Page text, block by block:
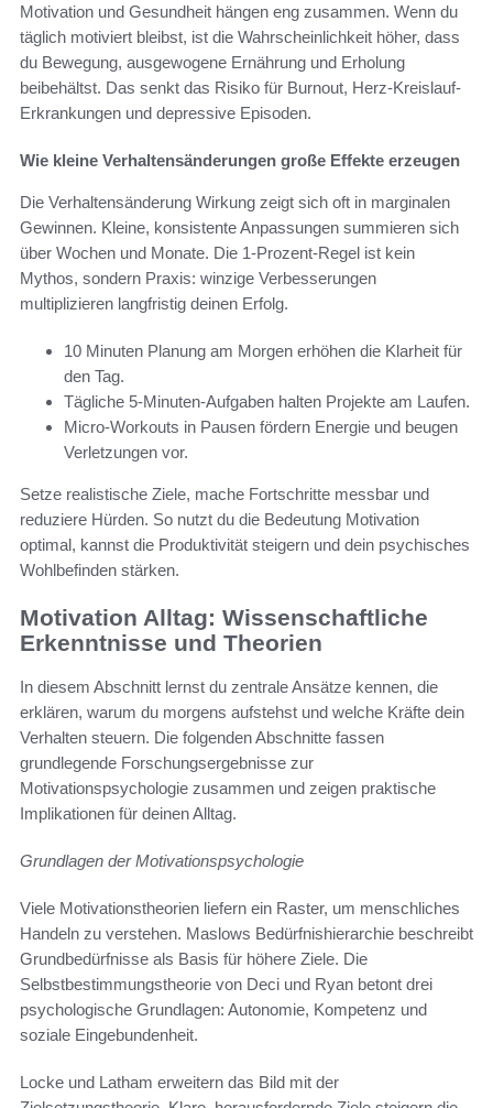
Motivation und Gesundheit hängen eng zusammen. Wenn du
täglich motiviert bleibst, ist die Wahrscheinlichkeit höher, dass
du Bewegung, ausgewogene Ernährung und Erholung
beibehältst. Das senkt das Risiko für Burnout, Herz-Kreislauf-
Erkrankungen und depressive Episoden.
Wie kleine Verhaltensänderungen große Effekte erzeugen
Die Verhaltensänderung Wirkung zeigt sich oft in marginalen
Gewinnen. Kleine, konsistente Anpassungen summieren sich
über Wochen und Monate. Die 1‑Prozent‑Regel ist kein
Mythos, sondern Praxis: winzige Verbesserungen
multiplizieren langfristig deinen Erfolg.
10 Minuten Planung am Morgen erhöhen die Klarheit für
den Tag.
Tägliche 5‑Minuten‑Aufgaben halten Projekte am Laufen.
Micro‑Workouts in Pausen fördern Energie und beugen
Verletzungen vor.
Setze realistische Ziele, mache Fortschritte messbar und
reduziere Hürden. So nutzt du die Bedeutung Motivation
optimal, kannst die Produktivität steigern und dein psychisches
Wohlbefinden stärken.
Motivation Alltag: Wissenschaftliche
Erkenntnisse und Theorien
In diesem Abschnitt lernst du zentrale Ansätze kennen, die
erklären, warum du morgens aufstehst und welche Kräfte dein
Verhalten steuern. Die folgenden Abschnitte fassen
grundlegende Forschungsergebnisse zur
Motivationspsychologie zusammen und zeigen praktische
Implikationen für deinen Alltag.
Grundlagen der Motivationspsychologie
Viele Motivationstheorien liefern ein Raster, um menschliches
Handeln zu verstehen. Maslows Bedürfnishierarchie beschreibt
Grundbedürfnisse als Basis für höhere Ziele. Die
Selbstbestimmungstheorie von Deci und Ryan betont drei
psychologische Grundlagen: Autonomie, Kompetenz und
soziale Eingebundenheit.
Locke und Latham erweitern das Bild mit der